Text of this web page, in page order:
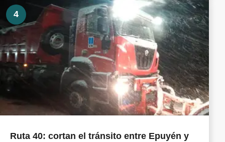
4
Ruta 40: cortan el tránsito entre Epuyén y